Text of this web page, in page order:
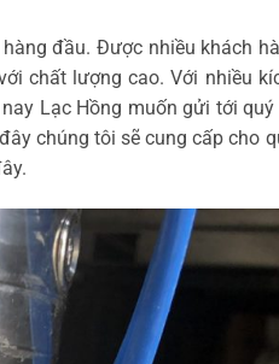
đầu. Được nhiều khách
chất lượng cao. Với nhiều
Lạc Hồng muốn gửi tới
chúng tôi sẽ cung cấp cho